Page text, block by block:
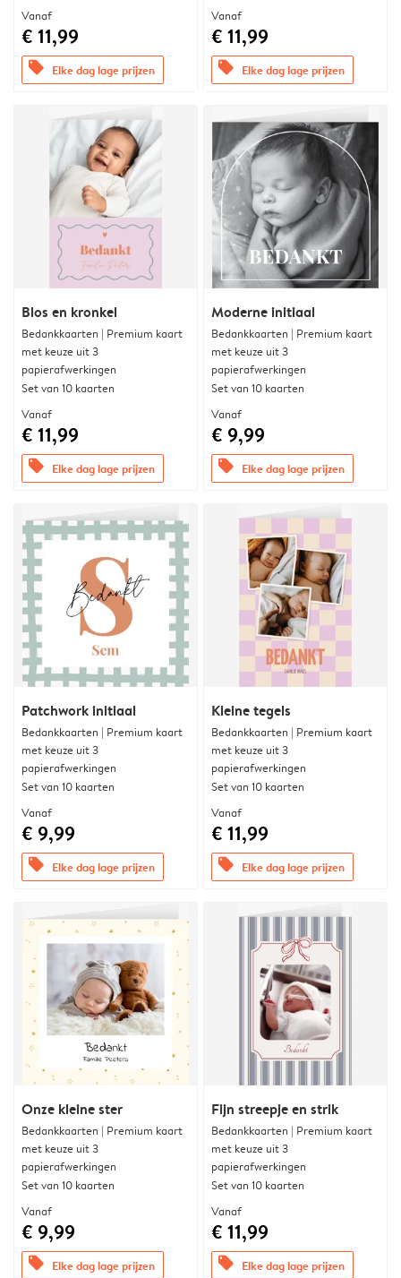
Vanaf
€ 11,99
offers Elke dag lage prijzen
Vanaf
€ 11,99
offers Elke dag lage prijzen
Blos en kronkel
Bedankkaarten | Premium kaart
met keuze uit 3
papierafwerkingen
Set van 10 kaarten
Vanaf
€ 11,99
offers Elke dag lage prijzen
Moderne initiaal
Bedankkaarten | Premium kaart
met keuze uit 3
papierafwerkingen
Set van 10 kaarten
Vanaf
€ 9,99
offers Elke dag lage prijzen
Patchwork initiaal
Bedankkaarten | Premium kaart
met keuze uit 3
papierafwerkingen
Set van 10 kaarten
Vanaf
€ 9,99
offers Elke dag lage prijzen
Kleine tegels
Bedankkaarten | Premium kaart
met keuze uit 3
papierafwerkingen
Set van 10 kaarten
Vanaf
€ 11,99
offers Elke dag lage prijzen
Onze kleine ster
Bedankkaarten | Premium kaart
met keuze uit 3
papierafwerkingen
Set van 10 kaarten
Vanaf
€ 9,99
offers Elke dag lage prijzen
Fijn streepje en strik
Bedankkaarten | Premium kaart
met keuze uit 3
papierafwerkingen
Set van 10 kaarten
Vanaf
€ 11,99
offers Elke dag lage prijzen